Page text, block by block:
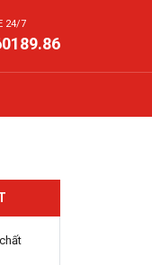
24/7